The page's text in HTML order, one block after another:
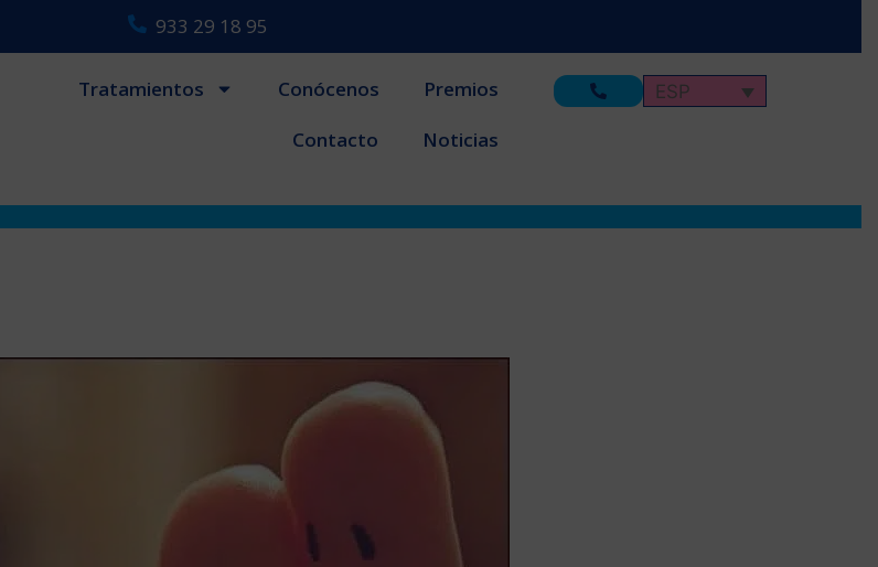
933 29 18 95
Tratamientos Conócenos
Premios
Contacto
Noticias
ESP